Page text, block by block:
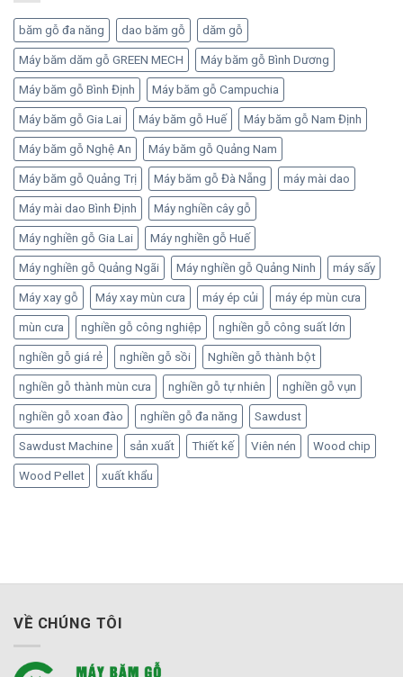
băm gỗ đa năng dao băm gỗ dăm gỗ
Máy băm dăm gỗ GREEN MECH Máy băm gỗ Bình Dương
Máy băm gỗ Bình Định Máy băm gỗ Campuchia
Máy băm gỗ Gia Lai Máy băm gỗ Huế Máy băm gỗ Nam Định
Máy băm gỗ Nghệ An Máy băm gỗ Quảng Nam
Máy băm gỗ Quảng Trị Máy băm gỗ Đà Nẵng máy mài dao
Máy mài dao Bình Định Máy nghiền cây gỗ
Máy nghiền gỗ Gia Lai Máy nghiền gỗ Huế
Máy nghiền gỗ Quảng Ngãi Máy nghiền gỗ Quảng Ninh máy sấy
Máy xay gỗ Máy xay mùn cưa máy ép củi máy ép mùn cưa
mùn cưa nghiền gỗ công nghiệp nghiền gỗ công suất lớn
nghiền gỗ giá rẻ nghiền gỗ sồi Nghiền gỗ thành bột
nghiền gỗ thành mùn cưa nghiền gỗ tự nhiên nghiền gỗ vụn
nghiền gỗ xoan đào nghiền gỗ đa năng Sawdust
Sawdust Machine sản xuất Thiết kế Viên nén Wood chip
Wood Pellet xuất khẩu
VỀ CHÚNG TÔI